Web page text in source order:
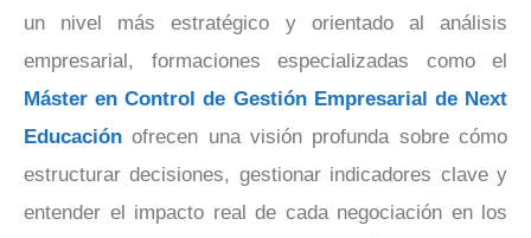
un nivel más estratégico y orientado al análisis
empresarial, formaciones especializadas como el
Máster en Control de Gestión Empresarial de Next
Educación ofrecen una visión profunda sobre cómo
estructurar decisiones, gestionar indicadores clave y
entender el impacto real de cada negociación en los